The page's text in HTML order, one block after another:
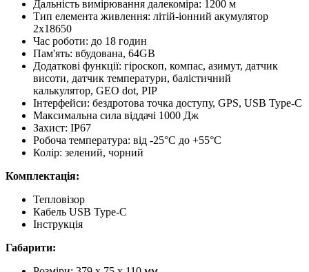
Дальність вимірювання далекоміра: 1200 м
Тип елемента живлення: літій-іонний акумулятор
2x18650
Час роботи: до 18 годин
Пам'ять: вбудована, 64GB
Додаткові функції: гіроскоп, компас, азимут, датчик
висоти, датчик температури, балістичний
калькулятор, GEO dot, PIP
Інтерфейси: бездротова точка доступу, GPS, USB Type-C
Максимальна сила віддачі 1000 Дж
Захист: IP67
Робоча температура: від -25°C до +55°C
Колір: зелений, чорний
Комплектація:
Тепловізор
Кабель USB Type-C
Інструкція
Габарити: